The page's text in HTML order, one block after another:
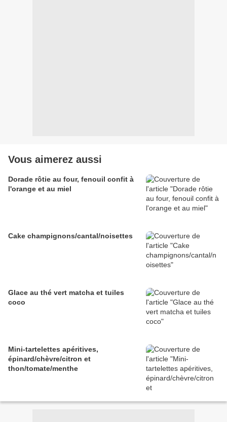
Vous aimerez aussi
Dorade rôtie au four, fenouil confit à
l'orange et au miel
Cake champignons/cantal/noisettes
Glace au thé vert matcha et tuiles
coco
Mini-tartelettes apéritives,
épinard/chèvre/citron et
thon/tomate/menthe